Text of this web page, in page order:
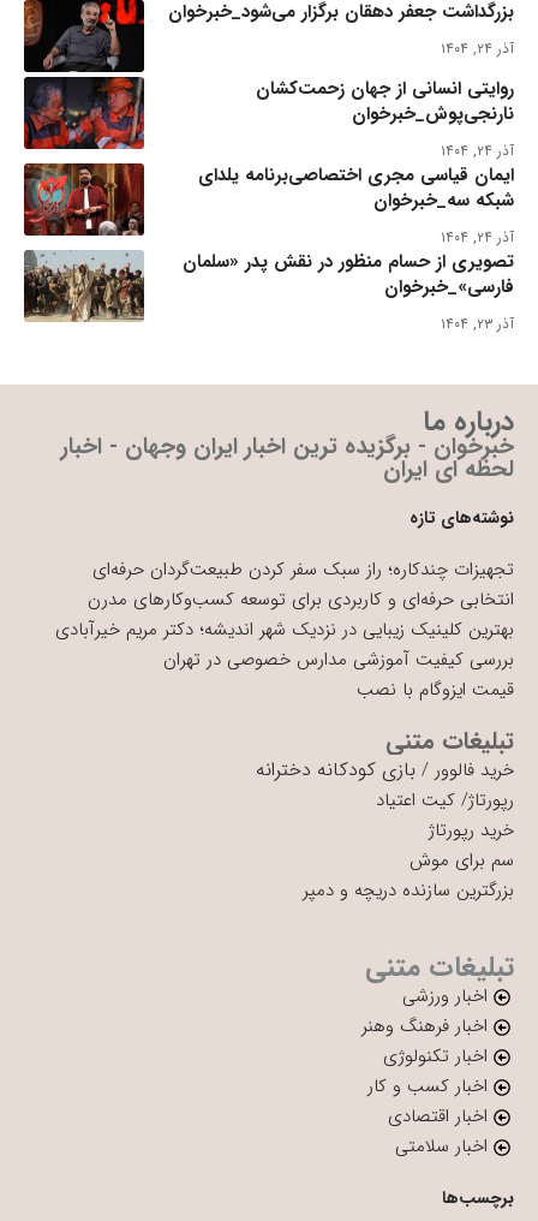
بزرگداشت جعفر دهقان برگزار می‌شود_خبرخوان
آذر ۲۴, ۱۴۰۴
روایتی انسانی از جهان زحمت‌کشان
نارنجی‌پوش_خبرخوان
آذر ۲۴, ۱۴۰۴
ایمان قیاسی مجری اختصاصی‌برنامه یلدای
شبکه سه_خبرخوان
آذر ۲۴, ۱۴۰۴
تصویری از حسام منظور در نقش پدر «سلمان
فارسی»_خبرخوان
آذر ۲۳, ۱۴۰۴
درباره ما
خبرخوان - برگزیده ترین اخبار ایران وجهان - اخبار
لحظه ای ایران
نوشته‌های تازه
تجهیزات چندکاره؛ راز سبک سفر کردن طبیعت‌گردان حرفه‌ای
انتخابی حرفه‌ای و کاربردی برای توسعه کسب‌وکارهای مدرن
بهترین کلینیک زیبایی در نزدیک شهر اندیشه؛ دکتر مریم خیرآبادی
بررسی کیفیت آموزشی مدارس خصوصی در تهران
قیمت ایزوگام با نصب
تبلیغات متنی
خرید فالوور / بازی کودکانه دخترانه
رپورتاژ/ کیت اعتیاد
خرید رپورتاژ
سم برای موش
بزرگترین سازنده دریچه و دمپر
تبلیغات متنی
اخبار ورزشی
اخبار فرهنگ وهنر
اخبار تکنولوژی
اخبار کسب و کار
اخبار اقتصادی
اخبار سلامتی
برچسب‌ها